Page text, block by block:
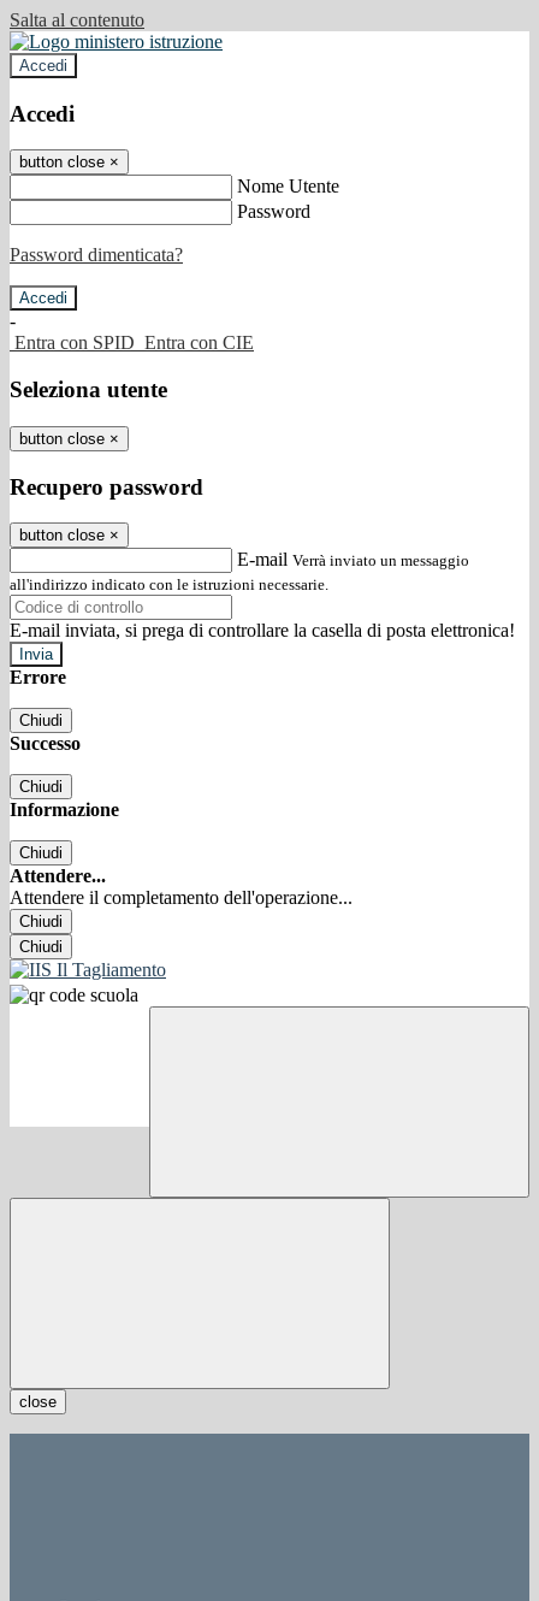
Salta al contenuto
Accedi
Accedi
button close ×
Nome Utente
Password
Password dimenticata?
-
Entra con SPID Entra con CIE
Seleziona utente
button close ×
Recupero password
button close ×
E-mail Verrà inviato un messaggio
all'indirizzo indicato con le istruzioni necessarie.
E-mail inviata, si prega di controllare la casella di posta elettronica!
Errore
Chiudi
Successo
Chiudi
Informazione
Chiudi
Attendere...
Attendere il completamento dell'operazione...
Chiudi
Chiudi
close